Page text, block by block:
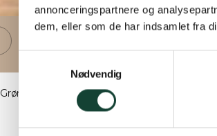
annonceringspartnere og
dem, eller som de har indsamlet fra
Nødvendig
Grønne profil Bæredygtighedsrapport 2022/2023